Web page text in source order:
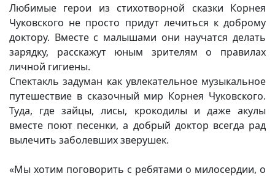
Любимые герои из стихотворной сказки Корнея
Чуковского не просто придут лечиться к доброму
доктору. Вместе с малышами они научатся делать
зарядку, расскажут юным зрителям о правилах
личной гигиены.
Спектакль задуман как увлекательное музыкальное
путешествие в сказочный мир Корнея Чуковского.
Туда, где зайцы, лисы, крокодилы и даже акулы
вместе поют песенки, а добрый доктор всегда рад
вылечить заболевших зверушек.
«Мы хотим поговорить с ребятами о милосердии, о